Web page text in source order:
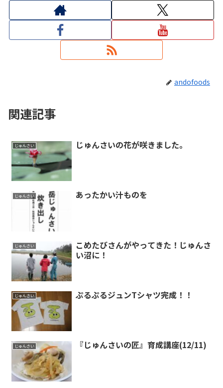
andofoods
関連記事
じゅんさい じゅんさいの花が咲きました。
じゅんさい あったかい汁ものを
じゅんさい
こめたびさんがやってきた！じゅんさ
い沼に！
じゅんさい ぷるぷるジュンTシャツ完成！！
じゅんさい 『じゅんさいの匠』育成講座(12/11)